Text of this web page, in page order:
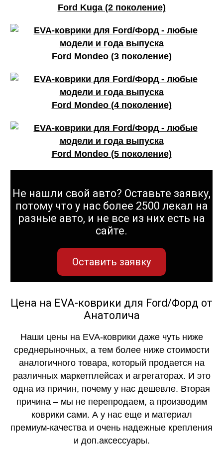
ОГОНЬ
КАЧЕСТВО
ОГОНЬ
Ford Kuga (2 поколение)
Ford Mondeo (3 поколение)
Ford Mondeo (4 поколение)
Ford Mondeo (5 поколение)
Не нашли свой авто? Оставьте заявку,
потому что у нас более 2500 лекал на
разные авто, и не все из них есть на
сайте.
Оставить заявку
Цена на EVA-коврики для Ford/Форд от
Анатолича
Наши цены на EVA-коврики даже чуть ниже
среднерыночных, а тем более ниже стоимости
аналогичного товара, который продается на
различных маркетплейсах и агрегаторах. И это
одна из причин, почему у нас дешевле. Вторая
причина – мы не перепродаем, а производим
коврики сами. А у нас еще и материал
премиум-качества и очень надежные крепления
и доп.аксессуары.